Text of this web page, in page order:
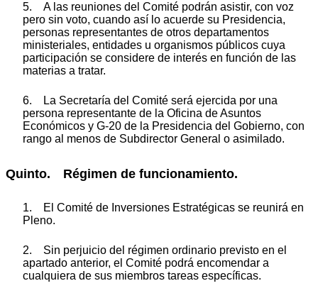
5. A las reuniones del Comité podrán asistir, con voz
pero sin voto, cuando así lo acuerde su Presidencia,
personas representantes de otros departamentos
ministeriales, entidades u organismos públicos cuya
participación se considere de interés en función de las
materias a tratar.
6. La Secretaría del Comité será ejercida por una
persona representante de la Oficina de Asuntos
Económicos y G-20 de la Presidencia del Gobierno, con
rango al menos de Subdirector General o asimilado.
Quinto. Régimen de funcionamiento.
1. El Comité de Inversiones Estratégicas se reunirá en
Pleno.
2. Sin perjuicio del régimen ordinario previsto en el
apartado anterior, el Comité podrá encomendar a
cualquiera de sus miembros tareas específicas.